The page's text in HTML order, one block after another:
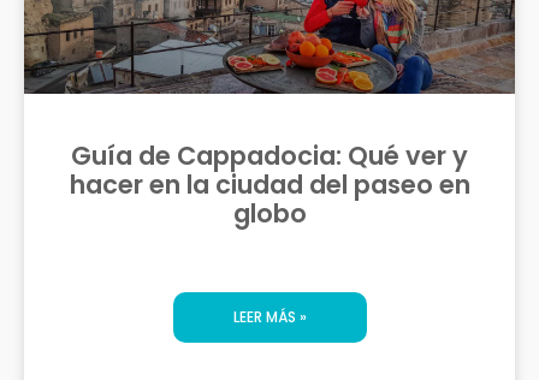
Guía de Cappadocia: Qué ver y
hacer en la ciudad del paseo en
globo
LEER MÁS »